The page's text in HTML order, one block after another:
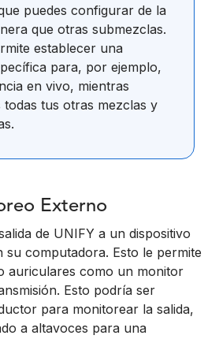
puedes configurar de la
que otras submezclas.
establecer una
para, por ejemplo,
en vivo, mientras
todas tus otras mezclas y
Externo
de UNIFY a un dispositivo
su computadora. Esto le permite
auriculares como un monitor
Esto podría ser
para monitorear la salida,
a altavoces para una